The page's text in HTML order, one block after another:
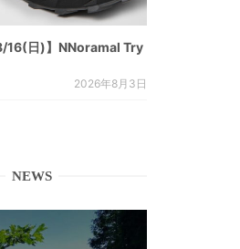
16(日)】NNoramal Try
2026年8月3日
NEWS